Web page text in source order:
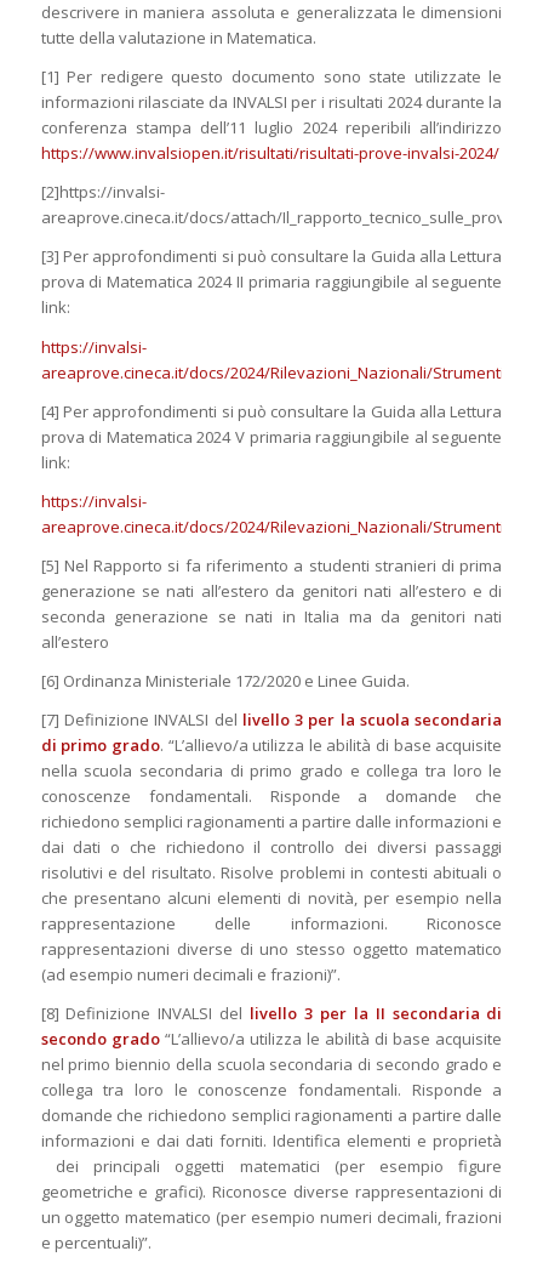
descrivere in maniera assoluta e generalizzata le dimensioni
tutte della valutazione in Matematica.
[1] Per redigere questo documento sono state utilizzate le
informazioni rilasciate da INVALSI per i risultati 2024 durante la
conferenza stampa dell’11 luglio 2024 reperibili all’indirizzo
https://www.invalsiopen.it/risultati/risultati-prove-invalsi-2024/
[2]https://invalsi-
areaprove.cineca.it/docs/attach/
[3] Per approfondimenti si può consultare la Guida alla Lettura
prova di Matematica 2024 II primaria raggiungibile al seguente
link:
https://invalsi-
areaprove.cineca.it/docs/2024/Rilevazioni_Nazionali/Strumenti/
[4] Per approfondimenti si può consultare la Guida alla Lettura
prova di Matematica 2024 V primaria raggiungibile al seguente
link:
https://invalsi-
areaprove.cineca.it/docs/2024/Rilevazioni_Nazionali/Strumenti/
[5] Nel Rapporto si fa riferimento a studenti stranieri di prima
generazione se nati all’estero da genitori nati all’estero e di
seconda generazione se nati in Italia ma da genitori nati
all’estero
[6] Ordinanza Ministeriale 172/2020 e Linee Guida.
[7] Definizione INVALSI del livello 3 per la scuola secondaria
di primo grado. “L’allievo/a utilizza le abilità di base acquisite
nella scuola secondaria di primo grado e collega tra loro le
conoscenze fondamentali. Risponde a domande che
richiedono semplici ragionamenti a partire dalle informazioni e
dai dati o che richiedono il controllo dei diversi passaggi
risolutivi e del risultato. Risolve problemi in contesti abituali o
che presentano alcuni elementi di novità, per esempio nella
rappresentazione delle informazioni. Riconosce
rappresentazioni diverse di uno stesso oggetto matematico
(ad esempio numeri decimali e frazioni)”.
[8] Definizione INVALSI del livello 3 per la II secondaria di
secondo grado “L’allievo/a utilizza le abilità di base acquisite
nel primo biennio della scuola secondaria di secondo grado e
collega tra loro le conoscenze fondamentali. Risponde a
domande che richiedono semplici ragionamenti a partire dalle
informazioni e dai dati forniti. Identifica elementi e proprietà
dei principali oggetti matematici (per esempio figure
geometriche e grafici). Riconosce diverse rappresentazioni di
un oggetto matematico (per esempio numeri decimali, frazioni
e percentuali)”.